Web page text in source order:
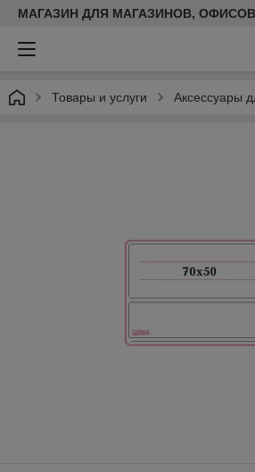
МАГАЗИН ДЛЯ МАГАЗИНОВ,
Товары и услуги Аксессуары